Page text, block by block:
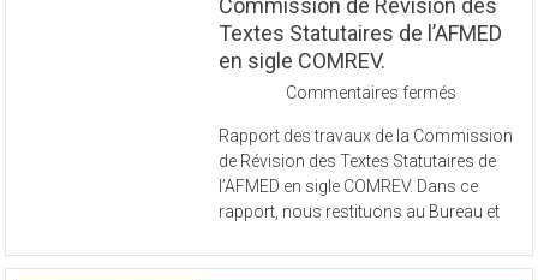
Commission de Révision des
Textes Statutaires de l’AFMED
en sigle COMREV.
Commentaires fermés
des
travaux
de
la
de
Rapport des travaux de la Commission
de Révision des Textes Statutaires de
l’AFMED en sigle COMREV. Dans ce
rapport, nous restituons au Bureau et